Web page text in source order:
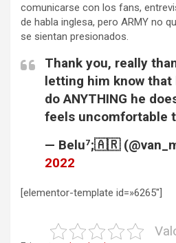
comunicarse con los fans,
de habla inglesa, pero ARMY no
se sientan presionados.
Thank you, really
letting him know that
do ANYTHING he
feels uncomfortable
— Belu⁷;🇦🇷
2022
[elementor-template id=»6265″]